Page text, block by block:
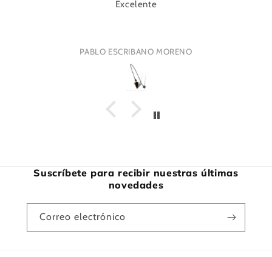
Excelente
PABLO ESCRIBANO MORENO
Suscríbete para recibir nuestras últimas
novedades
Correo electrónico